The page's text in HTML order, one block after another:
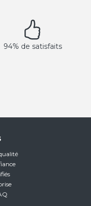
94% de satisfaits